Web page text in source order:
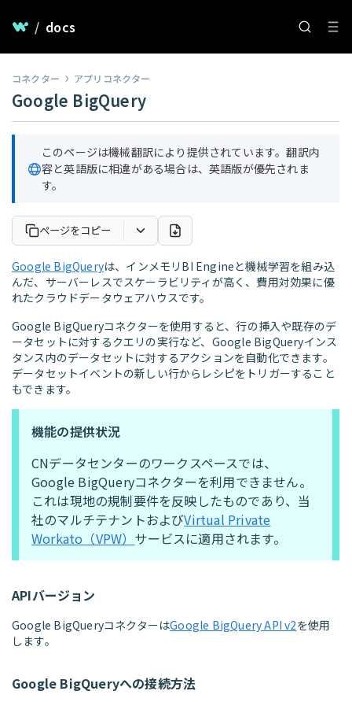
/ docs
コネクター アプリコネクター
Google BigQuery
このページは機械翻訳により提供されています。翻訳内
容と英語版に相違がある場合は、英語版が優先されま
す。
ページをコピー
Google BigQueryは、インメモリBI Engineと機械学習を組み込
んだ、サーバーレスでスケーラビリティが高く、費用対効果に優
れたクラウドデータウェアハウスです。
Google BigQueryコネクターを使用すると、行の挿入や既存のデ
ータセットに対するクエリの実行など、Google BigQueryインス
タンス内のデータセットに対するアクションを自動化できます。
データセットイベントの新しい行からレシピをトリガーすること
もできます。
機能の提供状況
CNデータセンターのワークスペースでは、
Google BigQueryコネクターを利用できません。
これは現地の規制要件を反映したものであり、当
社のマルチテナントおよびVirtual Private
Workato（VPW） サービスに適用されます。
APIバージョン
Google BigQueryコネクターはGoogle BigQuery API v2を使用
します。
Google BigQueryへの接続方法